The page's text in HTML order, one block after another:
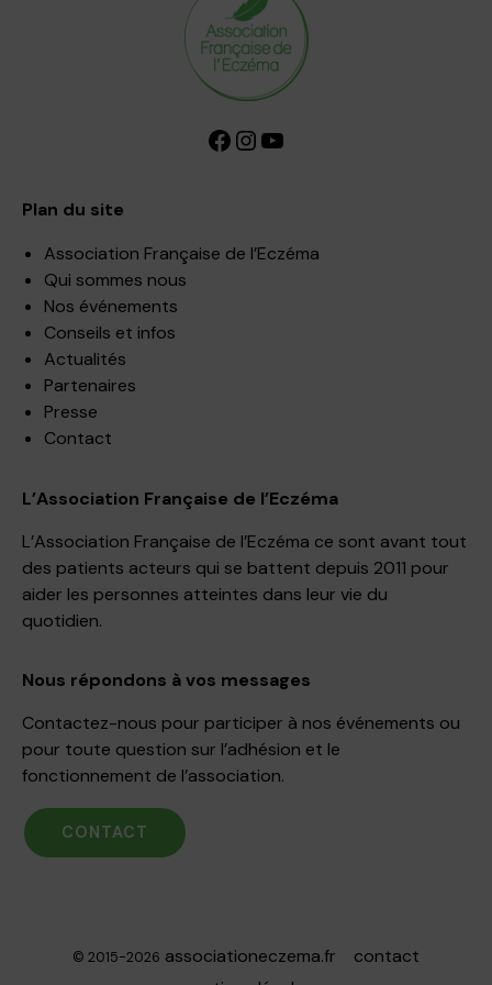
Facebook InstagramYouTube
Plan du site
Association Française de l’Eczéma
Qui sommes nous
Nos événements
Conseils et infos
Actualités
Partenaires
Presse
Contact
L’Association Française de l’Eczéma
L’Association Française de l’Eczéma ce sont avant tout
des patients acteurs qui se battent depuis 2011 pour
aider les personnes atteintes dans leur vie du
quotidien.
Nous répondons à vos messages
Contactez-nous pour participer à nos événements ou
pour toute question sur l’adhésion et le
fonctionnement de l’association.
CONTACT
© 2015-2026 associationeczema.fr
contact